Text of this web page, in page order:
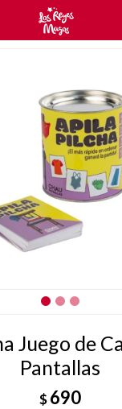
Juego de
Pantallas
$690